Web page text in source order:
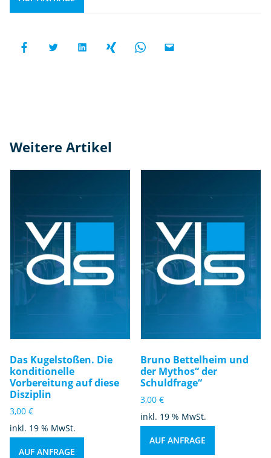
Weitere Artikel
Das Kugelstoßen. Die
konditionelle
Vorbereitung auf diese
Disziplin
3,00 €
inkl. 19 % MwSt.
AUF ANFRAGE
Bruno Bettelheim und
der Mythos“ der
Schuldfrage“
3,00€
inkl. 19 % MwSt.
AUF ANFRAGE